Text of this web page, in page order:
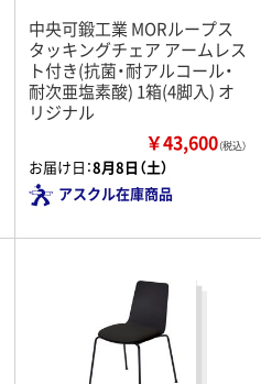
中央可鍛工業 MORループス
タッキングチェア アームレス
ト付き(抗菌・耐アルコール・
耐次亜塩素酸) 1箱(4脚入) オ
リジナル
￥43,600（税込）
お届け日：8月8日（土）
アスクル在庫商品